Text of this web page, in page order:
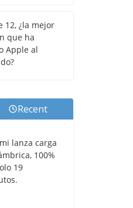
12, ¿la mejor
que ha
Apple al
Recent
lanza carga
100%
19